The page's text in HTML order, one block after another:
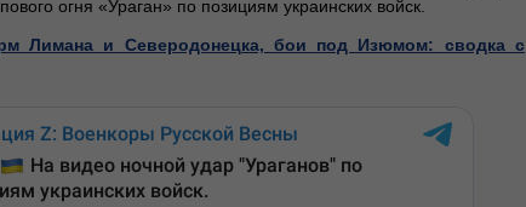
огня «Ураган» по позициям украинских войск.
Лимана и Северодонецка, бои под Изюмом: сводка с